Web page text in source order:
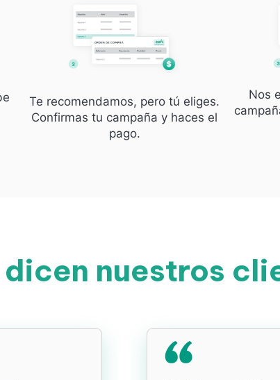
Te recomendamos, pero tú eliges.
Confirmas tu campaña y haces el
pago.
Nos
dicen nuestros